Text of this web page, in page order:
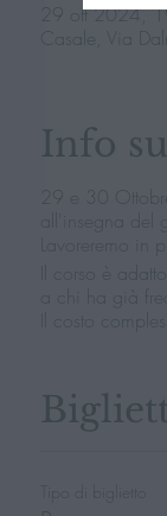
29 ott 2024,
Casale, Via
Info
29 e 30
Lavoreremo
Il corso è
a chi ha già
Tipo di biglietto